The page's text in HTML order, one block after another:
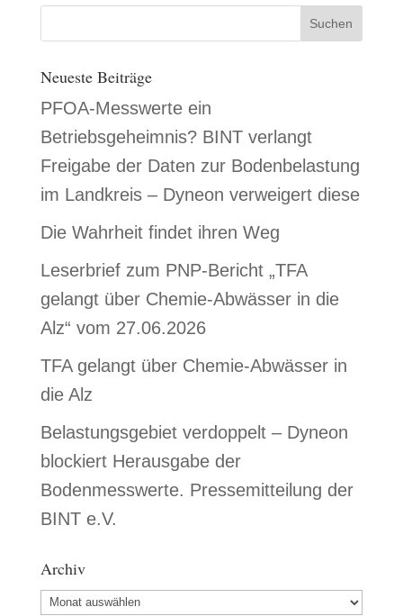
„Gleiches zu Gleichem“
lähmenden faktischen
es als echten
Fortschritt für die
Bürger und die
regionale…
Neueste Beiträge
PFOA-Messwerte ein
Betriebsgeheimnis? BINT verlangt
Freigabe der Daten zur Bodenbelastung
im Landkreis – Dyneon verweigert diese
Die Wahrheit findet ihren Weg
Leserbrief zum PNP-Bericht „TFA
gelangt über Chemie-Abwässer in die
Alz“ vom 27.06.2026
TFA gelangt über Chemie-Abwässer in
die Alz
Belastungsgebiet verdoppelt – Dyneon
blockiert Herausgabe der
Bodenmesswerte. Pressemitteilung der
BINT e.V.
Archiv
Archiv